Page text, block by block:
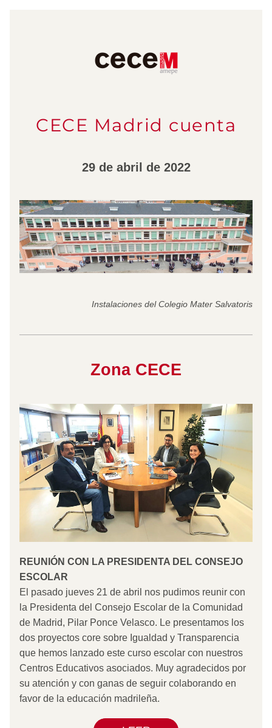
CECE Madrid cuenta
29 de abril de 2022
Instalaciones del Colegio Mater Salvatoris
Zona CECE
REUNIÓN CON LA PRESIDENTA DEL CONSEJO
ESCOLAR
El pasado jueves 21 de abril nos pudimos reunir con
la Presidenta del Consejo Escolar de la Comunidad
de Madrid, Pilar Ponce Velasco. Le presentamos los
dos proyectos core sobre Igualdad y Transparencia
que hemos lanzado este curso escolar con nuestros
Centros Educativos asociados. Muy agradecidos por
su atención y con ganas de seguir colaborando en
favor de la educación madrileña.